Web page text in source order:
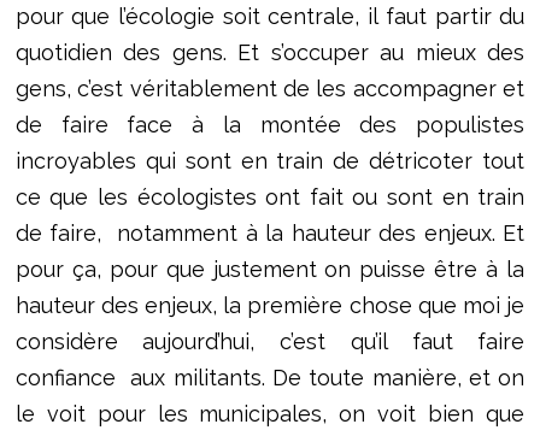
pour que l’écologie soit centrale, il faut partir du
quotidien des gens. Et s’occuper au mieux des
gens, c’est véritablement de les accompagner et
de faire face à la montée des populistes
incroyables qui sont en train de détricoter tout
ce que les écologistes ont fait ou sont en train
de faire, notamment à la hauteur des enjeux. Et
pour ça, pour que justement on puisse être à la
hauteur des enjeux, la première chose que moi je
considère aujourd’hui, c’est qu’il faut faire
confiance aux militants. De toute manière, et on
le voit pour les municipales, on voit bien que